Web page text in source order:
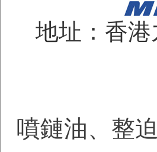
地址：香
噴鏈油、整